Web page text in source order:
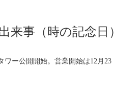
来事（時の記念日）
ワー公開開始。営業開始は12月23